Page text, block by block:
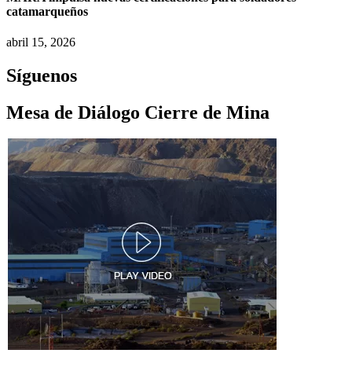
catamarqueños
abril 15, 2026
Síguenos
Mesa de Diálogo Cierre de Mina